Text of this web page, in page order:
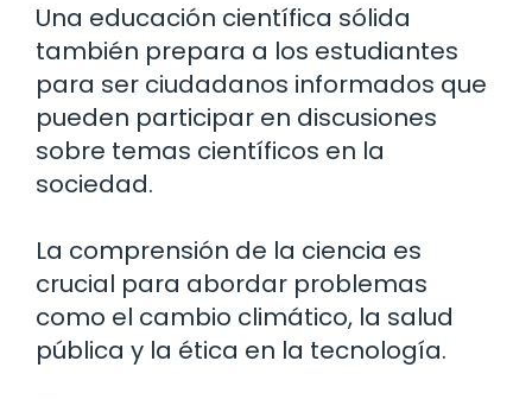
Una educación científica sólida
también prepara a los estudiantes
para ser ciudadanos informados que
pueden participar en discusiones
sobre temas científicos en la
sociedad.
La comprensión de la ciencia es
crucial para abordar problemas
como el cambio climático, la salud
pública y la ética en la tecnología.